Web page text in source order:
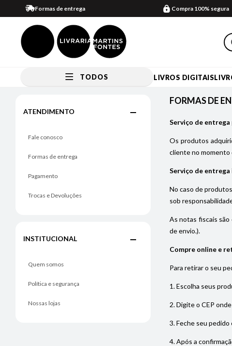
Formas de entrega Compra 100% segura
TODOS LIVROS DIGITAIS
FORMAS DE ENTREGA
ATENDIMENTO
Fale conosco
Formas de entrega
Pagamento
Trocas e Devoluções
INSTITUCIONAL
Quem somos
Política e segurança
Nossas lojas
FORMAS DE
Serviço de entrega
Os produtos
cliente no momento
Serviço de
No caso de
sob
As notas fiscais
de envio.).
Compre online e
Para retirar o seu
1. Escolha seus
2. Digite o CEP
3. Feche seu pedido
4. Após a